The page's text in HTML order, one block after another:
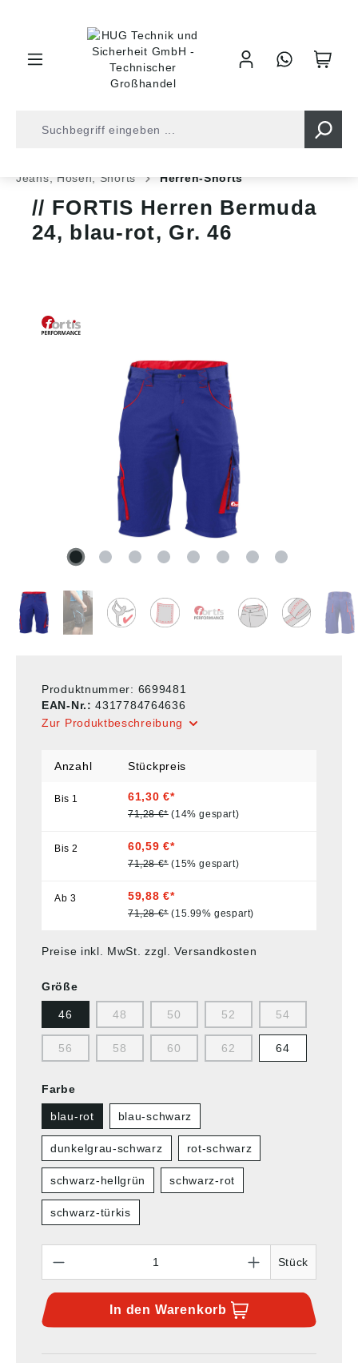
Jeans, Hosen, Shorts
Herren-Shorts
FORTIS Herren Bermuda
24, blau-rot, Gr. 46
Produktnummer: 6699481
EAN-Nr.:4317784764636
Zur Produktbeschreibung
Anzahl Stückpreis
Bis 1 61,30 €*
71,28 €* (14% gespart)
Bis2 60,59 €*
71,28 €* (15% gespart)
Ab 3 59,88 €*
71,28 €* (15.99% gespart)
Preise inkl. MwSt. zzgl. Versandkosten
Größe
46 48 50 52 54
56 58 60 62 64
Farbe
blau-rot blau-schwarz
dunkelgrau-schwarz rot-schwarz
schwarz-hellgrün schwarz-rot
schwarz-türkis
Stück
In den Warenkorb